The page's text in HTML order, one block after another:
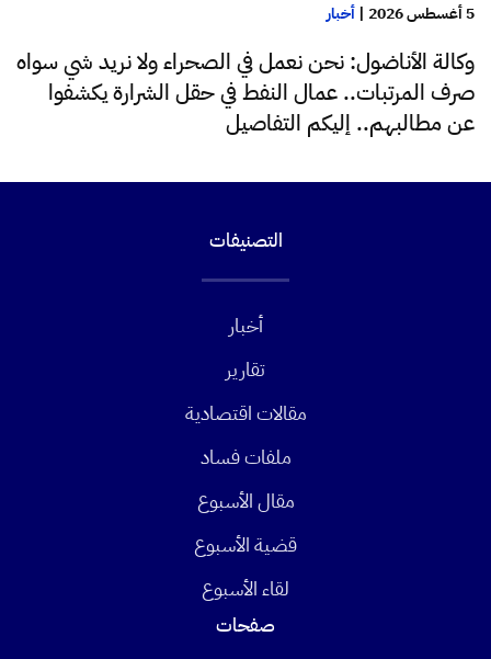
5 أغسطس 2026 | أخبار
وكالة الأناضول: نحن نعمل في الصحراء ولا نريد شي سواه
صرف المرتبات.. عمال النفط في حقل الشرارة يكشفوا
عن مطالبهم.. إليكم التفاصيل
التصنيفات
أخبار
تقارير
مقالات اقتصادية
ملفات فساد
مقال الأسبوع
قضية الأسبوع
لقاء الأسبوع
صفحات